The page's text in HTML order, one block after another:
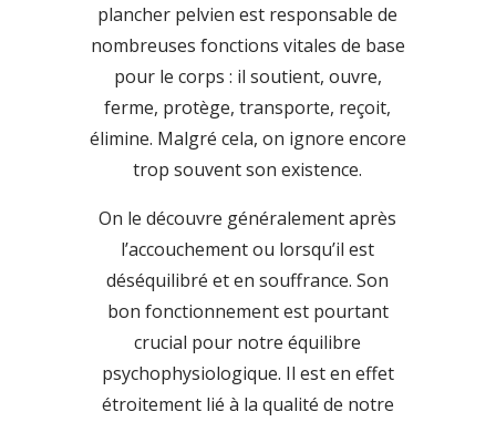
plancher pelvien est responsable de
nombreuses fonctions vitales de base
pour le corps : il soutient, ouvre,
ferme, protège, transporte, reçoit,
élimine. Malgré cela, on ignore encore
trop souvent son existence.
On le découvre généralement après
l’accouchement ou lorsqu’il est
déséquilibré et en souffrance. Son
bon fonctionnement est pourtant
crucial pour notre équilibre
psychophysiologique. Il est en effet
étroitement lié à la qualité de notre